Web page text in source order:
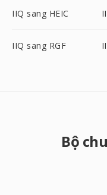
IIQ sang HEIC
IIQ sang RGF
Bộ